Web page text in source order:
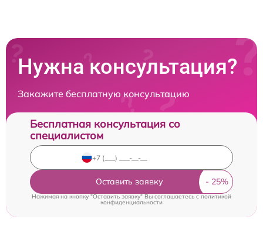
Нужна консультация?
Закажите бесплатную консультацию
Бесплатная консультация со
специалистом
Оставить заявку
Нажимая на кнопку "Оставить заявку" Вы соглашаетесь c политикой
конфиденциальности